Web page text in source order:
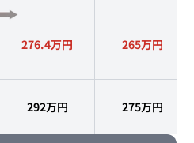
276.4万円 265万円
292万円 275万円